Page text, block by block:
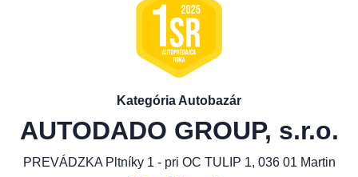
Kategória Autobazár
AUTODADO GROUP, s.r.o.
PREVÁDZKA Pltníky 1 - pri OC TULIP 1, 036 01 Martin